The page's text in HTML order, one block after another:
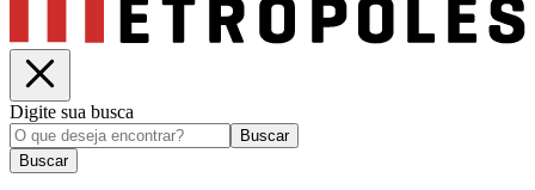
Digite sua busca
Buscar
Buscar